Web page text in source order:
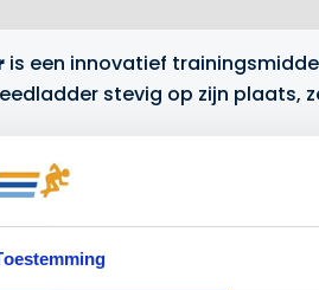
is een innovatief
stevig op zijn plaats,
vrijheid om verschillende
het trainen van snelheid,